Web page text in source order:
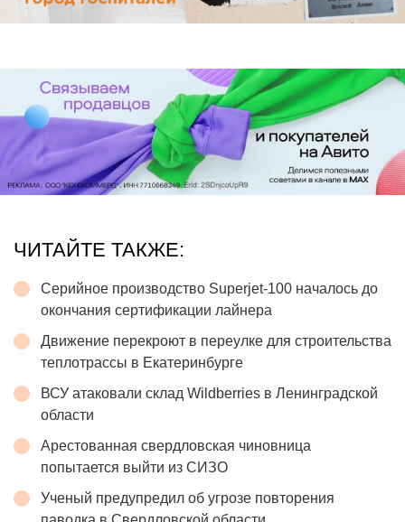
ЧИТАЙТЕ ТАКЖЕ:
Серийное производство Superjet-100 началось до
окончания сертификации лайнера
Движение перекроют в переулке для строительства
теплотрассы в Екатеринбурге
ВСУ атаковали склад Wildberries в Ленинградской
области
Арестованная свердловская чиновница
попытается выйти из СИЗО
Ученый предупредил об угрозе повторения